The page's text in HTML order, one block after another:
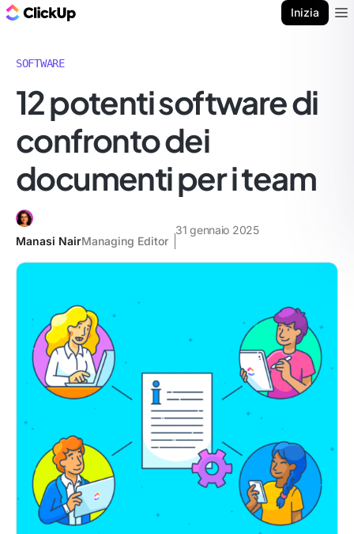
Inizia
SOFTWARE
12 potenti software di
confronto dei
documenti per i team
Manasi NairManaging Editor
31 gennaio 2025